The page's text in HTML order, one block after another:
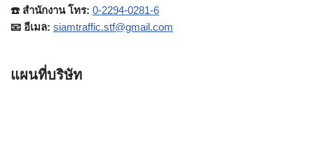
☎️ สำนักงาน โทร: 0-2294-0281-6
📧 อีเมล: siamtraffic.stf@gmail.com
แผนที่บริษัท